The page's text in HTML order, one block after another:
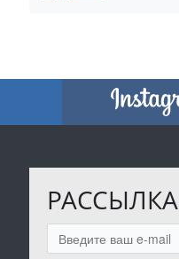
РАССЫЛКА